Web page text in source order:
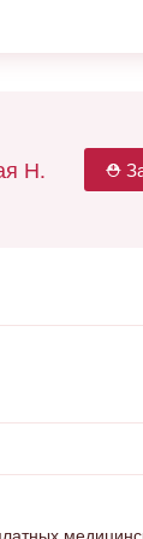
Н. ⛑